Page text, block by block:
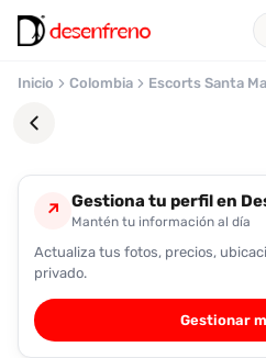
Inicio Colombia Escorts Santa
Favoritos
Pronto
podrás
↗ Gestiona tu perfil en
Mantén tu información al día
Actualiza tus fotos, precios,
privado.
Gestionar